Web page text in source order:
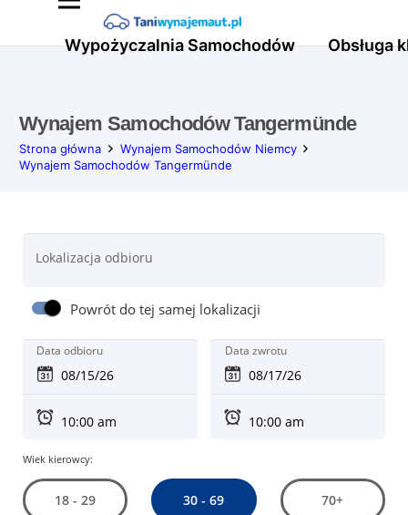
Wypożyczalnia Samochodów Obsługa
Wynajem Samochodów Tangermünde
Strona główna
Wynajem Samochodów Niemcy
Wynajem Samochodów Tangermünde
Lokalizacja odbioru
Powrót do tej samej lokalizacji
Data odbioru Data zwrotu
Wiek kierowcy:
18 - 29 30 - 69 70+